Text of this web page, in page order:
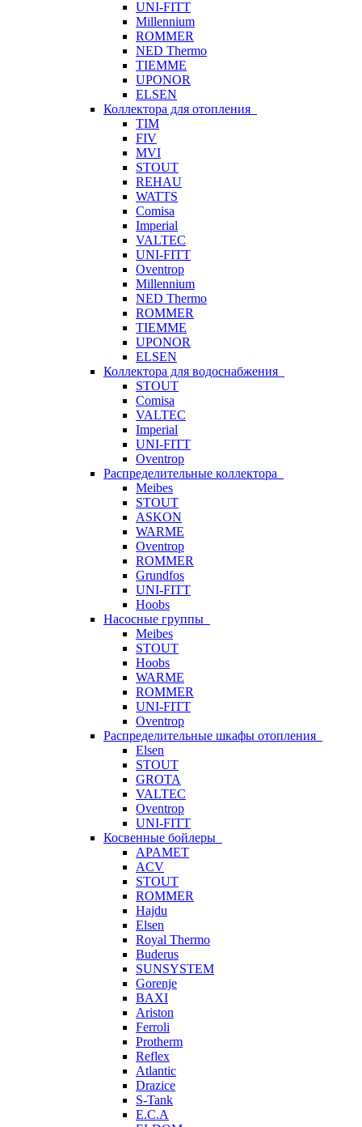
UNI-FITT
Millennium
ROMMER
NED Thermo
TIEMME
UPONOR
ELSEN
Коллектора для отопления
TIM
FIV
MVI
STOUT
REHAU
WATTS
Comisa
Imperial
VALTEC
UNI-FITT
Oventrop
Millennium
NED Thermo
ROMMER
TIEMME
UPONOR
ELSEN
Коллектора для водоснабжения
STOUT
Comisa
VALTEC
Imperial
UNI-FITT
Oventrop
Распределительные коллектора
Meibes
STOUT
ASKON
WARME
Oventrop
ROMMER
Grundfos
UNI-FITT
Hoobs
Насосные группы
Meibes
STOUT
Hoobs
WARME
ROMMER
UNI-FITT
Oventrop
Распределительные шкафы отопления
Elsen
STOUT
GROTA
VALTEC
Oventrop
UNI-FITT
Косвенные бойлеры
APAMET
ACV
STOUT
ROMMER
Hajdu
Elsen
Royal Thermo
Buderus
SUNSYSTEM
Gorenje
BAXI
Ariston
Ferroli
Protherm
Reflex
Atlantic
Drazice
S-Tank
E.C.A